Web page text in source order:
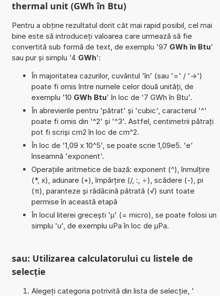
thermal unit (GWh în Btu)
Pentru a obține rezultatul dorit cât mai rapid posibil, cel mai
bine este să introduceți valoarea care urmează să fie
convertită sub formă de text, de exemplu '97 GWh în Btu'
sau pur și simplu '4 GWh':
În majoritatea cazurilor, cuvântul 'în' (sau '=' / '->')
poate fi omis între numele celor două unități, de
exemplu '10 GWh Btu' în loc de '7 GWh în Btu'.
În abrevierile pentru 'pătrat' și 'cubic', caracterul '^'
poate fi omis din '^2' și '^3'. Astfel, centimetrii pătrați
pot fi scriși cm2 în loc de cm^2.
În loc de '1,09 x 10^5', se poate scrie 1,09e5. 'e'
înseamnă 'exponent'.
Operațiile aritmetice de bază: exponent (^), înmulțire
(*, x), adunare (+), împărțire (/, :, ÷), scădere (-), pi
(π), paranteze și rădăcină pătrată (√) sunt toate
permise în această etapă
În locul literei grecești 'µ' (= micro), se poate folosi un
simplu 'u', de exemplu uPa în loc de µPa.
sau: Utilizarea calculatorului cu listele de
selecție
Alegeți categoria potrivită din lista de selecție, '